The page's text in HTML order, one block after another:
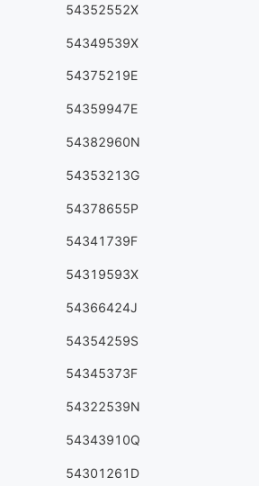
54352552X
54349539X
54375219E
54359947E
54382960N
54353213G
54378655P
54341739F
54319593X
54366424J
54354259S
54345373F
54322539N
54343910Q
54301261D